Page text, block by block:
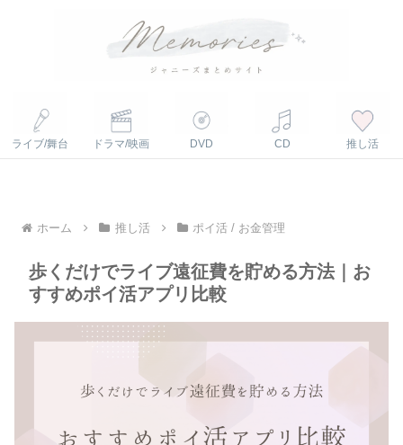
ライブ/舞台 ドラマ/映画 DVD CD 推し活
ホーム 推し活 ポイ活 / お金管理
歩くだけでライブ遠征費を貯める方法｜お
すすめポイ活アプリ比較